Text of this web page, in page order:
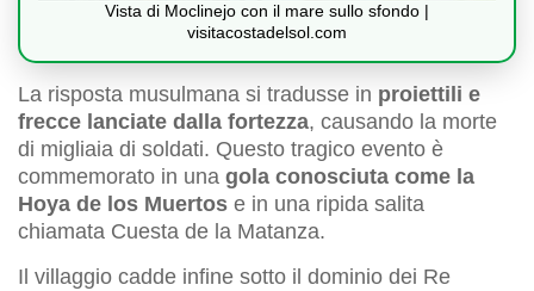
Vista di Moclinejo con il mare sullo sfondo |
visitacostadelsol.com
La risposta musulmana si tradusse in proiettili e
frecce lanciate dalla fortezza, causando la morte
di migliaia di soldati. Questo tragico evento è
commemorato in una gola conosciuta come la
Hoya de los Muertos e in una ripida salita
chiamata Cuesta de la Matanza.
Il villaggio cadde infine sotto il dominio dei Re